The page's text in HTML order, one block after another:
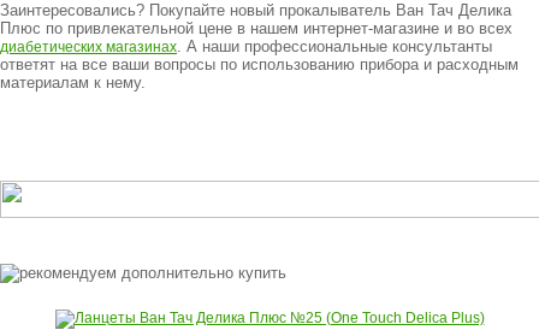
Заинтересовались? Покупайте новый прокалыватель Ван Тач Делика
Плюс по привлекательной цене в нашем интернет-магазине и во всех
диабетических магазинах. А наши профессиональные консультанты
ответят на все ваши вопросы по использованию прибора и расходным
материалам к нему.